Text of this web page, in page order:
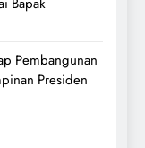
Pembangunan
Presiden